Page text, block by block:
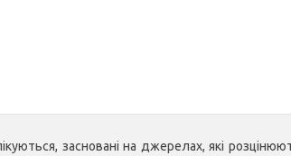
засновані на джерелах, які